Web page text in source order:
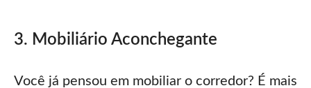
3. Mobiliário Aconchegante
Você já pensou em mobiliar o corredor? É mais